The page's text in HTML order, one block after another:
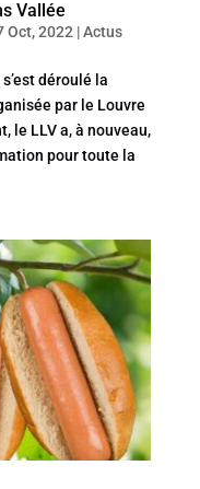
Vallée
Oct, 2022|Actus
déroulé la
par le Louvre
le LLV a, à nouveau,
pour toute la